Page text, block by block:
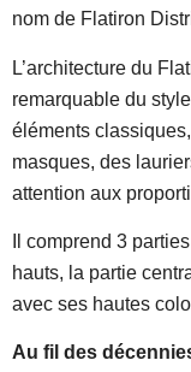
nom de Flatiron
L’architecture du
remarquable du
éléments
masques, des
attention aux
Il comprend 3
hauts, la partie
avec ses hautes
Au fil des